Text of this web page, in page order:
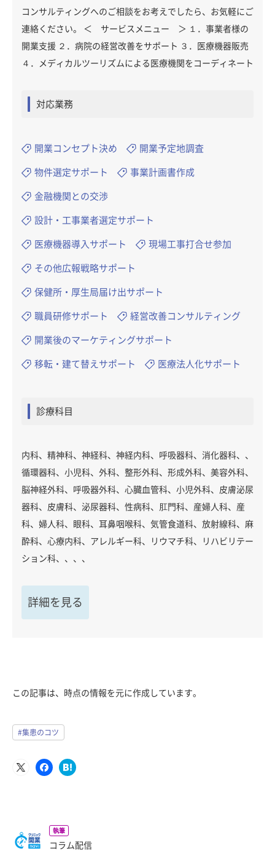
コンサルティングへのご相談をお考えでしたら、お気軽にご
連絡ください。 ＜ サービスメニュー ＞ １．事業者様の
開業支援 ２．病院の経営改善をサポート ３．医療機器販売
４．メディカルツーリズムによる医療機関をコーディネート
対応業務
開業コンセプト決め 開業予定地調査
物件選定サポート 事業計画書作成
金融機関との交渉
設計・工事業者選定サポート
医療機器導入サポート 現場工事打合せ参加
その他広報戦略サポート
保健所・厚生局届け出サポート
職員研修サポート 経営改善コンサルティング
開業後のマーケティングサポート
移転・建て替えサポート 医療法人化サポート
診療科目
内科、精神科、神経科、神経内科、呼吸器科、消化器科、、
循環器科、小児科、外科、整形外科、形成外科、美容外科、
脳神経外科、呼吸器外科、心臓血管科、小児外科、皮膚泌尿
器科、皮膚科、泌尿器科、性病科、肛門科、産婦人科、産
科、婦人科、眼科、耳鼻咽喉科、気管食道科、放射線科、麻
酔科、心療内科、アレルギー科、リウマチ科、リハビリテー
ション科、、、、
詳細を見る
この記事は、時点の情報を元に作成しています。
#集患のコツ
執筆
コラム配信